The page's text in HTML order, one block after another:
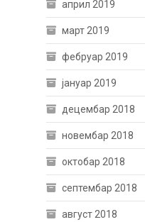
април 2019
март 2019
фебруар 2019
јануар 2019
децембар 2018
новембар 2018
октобар 2018
септембар 2018
август 2018